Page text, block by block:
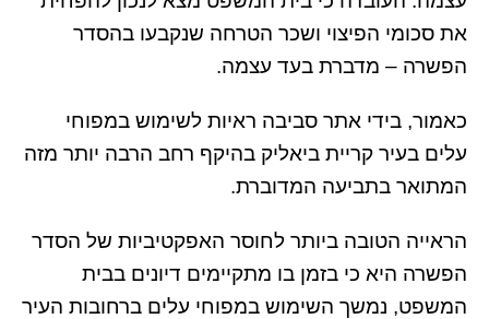
את סכומי הפיצוי ושכר הטרחה שנקבעו בהסדר
הפשרה – מדברת בעד עצמה.
כאמור, בידי אתר סביבה ראיות לשימוש במפוחי
עלים בעיר קריית ביאליק בהיקף רחב הרבה יותר מזה
המתואר בתביעה המדוברת.
הראייה הטובה ביותר לחוסר האפקטיביות של הסדר
הפשרה היא כי בזמן בו מתקיימים דיונים בבית
המשפט, נמשך השימוש במפוחי עלים ברחובות העיר